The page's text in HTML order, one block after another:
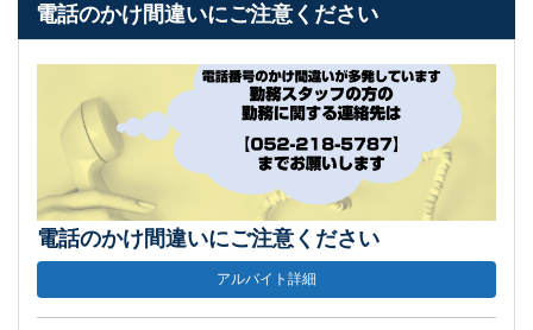
電話のかけ間違いにご注意ください
電話のかけ間違いにご注意ください
アルバイト詳細